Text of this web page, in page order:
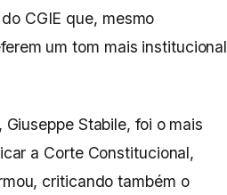
CGIE que, mesmo
um tom mais institucional
Stabile, foi o mais
a Corte Constitucional,
criticando também o